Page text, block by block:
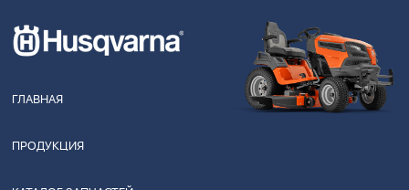
ГЛАВНАЯ
ПРОДУКЦИЯ